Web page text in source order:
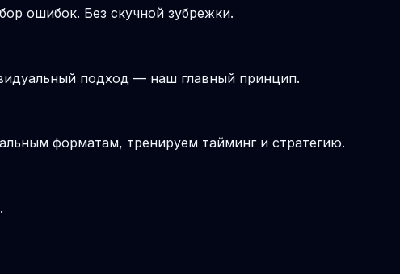
ошибок. Без скучной зубрежки.
подход — наш главный принцип.
форматам, тренируем тайминг и стратегию.